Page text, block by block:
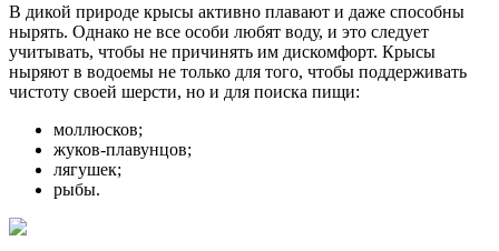
В дикой природе крысы активно плавают и даже способны
нырять. Однако не все особи любят воду, и это следует
учитывать, чтобы не причинять им дискомфорт. Крысы
ныряют в водоемы не только для того, чтобы поддерживать
чистоту своей шерсти, но и для поиска пищи:
моллюсков;
жуков-плавунцов;
лягушек;
рыбы.